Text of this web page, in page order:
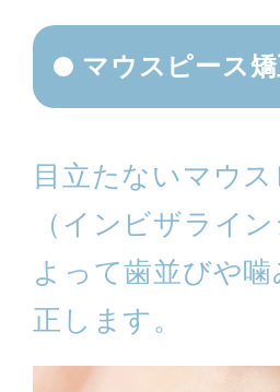
マウスピース
目立たないマウ
（インビザライ
よって歯並びや
正します。